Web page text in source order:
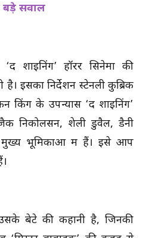
बड़े सवाल
शाइनिंग’ हॉरर सिनेमा की
है। इसका निर्देशन स्टेनली कुब्रिक
किंग के उपन्यास ‘द शाइनिंग’
निकोलसन, शेली डुवैल, डैनी
मुख्य भूमिकाओं में हैं। इसे आप
बेटे की कहानी है, जिनकी